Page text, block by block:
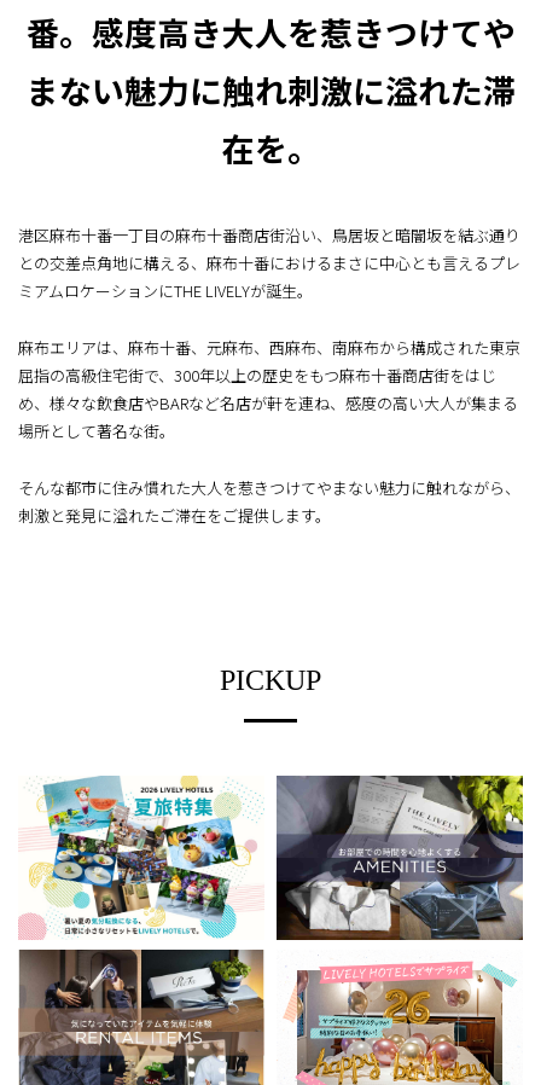
番。 感度高き大人を惹きつけてや
まない魅力に触れ刺激に溢れた滞
在を。
港区麻布十番一丁目の麻布十番商店街沿い、鳥居坂と暗闇坂を結ぶ通り
との交差点角地に構える、麻布十番におけるまさに中心とも言えるプレ
ミアムロケーションにTHE LIVELYが誕生。
麻布エリアは、麻布十番、元麻布、西麻布、南麻布から構成された東京
屈指の高級住宅街で、 300年以上の歴史をもつ麻布十番商店街をはじ
め、様々な飲食店やBARなど名店が軒を連ね、 感度の高い大人が集まる
場所として著名な街。
そんな都市に住み慣れた大人を惹きつけてやまない魅力に触れながら、
刺激と発見に溢れたご滞在をご提供します。
PICKUP